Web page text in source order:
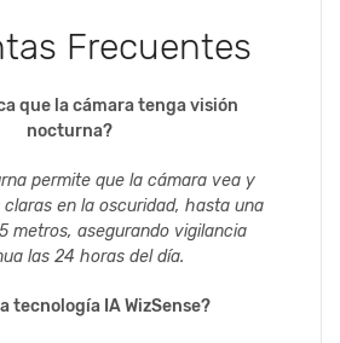
Frecuentes
que la cámara tenga visión
nocturna?
permite que la cámara vea y
en la oscuridad, hasta una
metros, asegurando vigilancia
las 24 horas del día.
tecnología IA WizSense?